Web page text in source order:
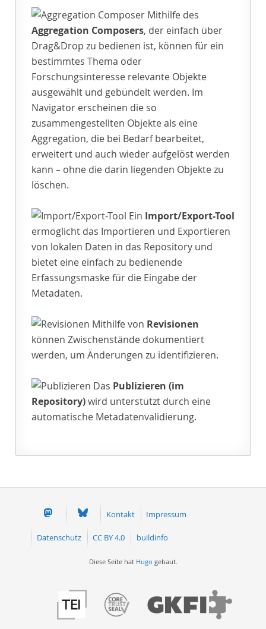
Mithilfe des
Aggregation Composers, der einfach über
Drag&Drop zu bedienen ist, können für ein
bestimmtes Thema oder
Forschungsinteresse relevante Objekte
ausgewählt und gebündelt werden. Im
Navigator erscheinen die so
zusammengestellten Objekte als eine
Aggregation, die bei Bedarf bearbeitet,
erweitert und auch wieder aufgelöst werden
kann – ohne die darin liegenden Objekte zu
löschen.
Ein Import/Export-Tool
ermöglicht das Importieren und Exportieren
von lokalen Daten in das Repository und
bietet eine einfach zu bedienende
Erfassungsmaske für die Eingabe der
Metadaten.
Mithilfe von Revisionen
können Zwischenstände dokumentiert
werden, um Änderungen zu identifizieren.
Das Publizieren (im
Repository)wird unterstützt durch eine
automatische Metadatenvalidierung.
Kontakt Impressum
Datenschutz CC BY 4.0 buildinfo
Diese Seite hat Hugo gebaut.